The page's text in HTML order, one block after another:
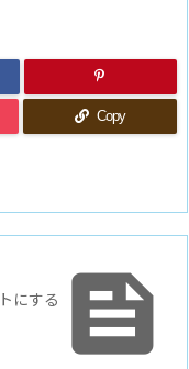
Copy

にする